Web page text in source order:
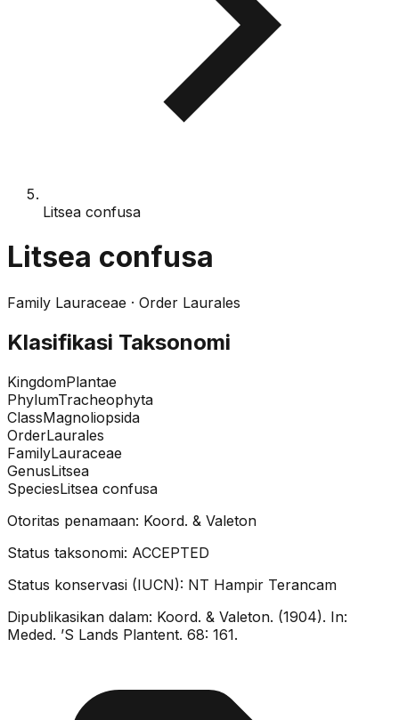
Litsea confusa
Litsea confusa
Family Lauraceae · Order Laurales
Klasifikasi Taksonomi
KingdomPlantae
PhylumTracheophyta
ClassMagnoliopsida
OrderLaurales
FamilyLauraceae
GenusLitsea
SpeciesLitsea confusa
Otoritas penamaan: Koord. & Valeton
Status taksonomi: ACCEPTED
Status konservasi (IUCN): NT Hampir Terancam
Dipublikasikan dalam: Koord. & Valeton. (1904). In:
Meded. ’S Lands Plantent. 68: 161.